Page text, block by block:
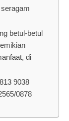
betul-betul
di
9038
0878